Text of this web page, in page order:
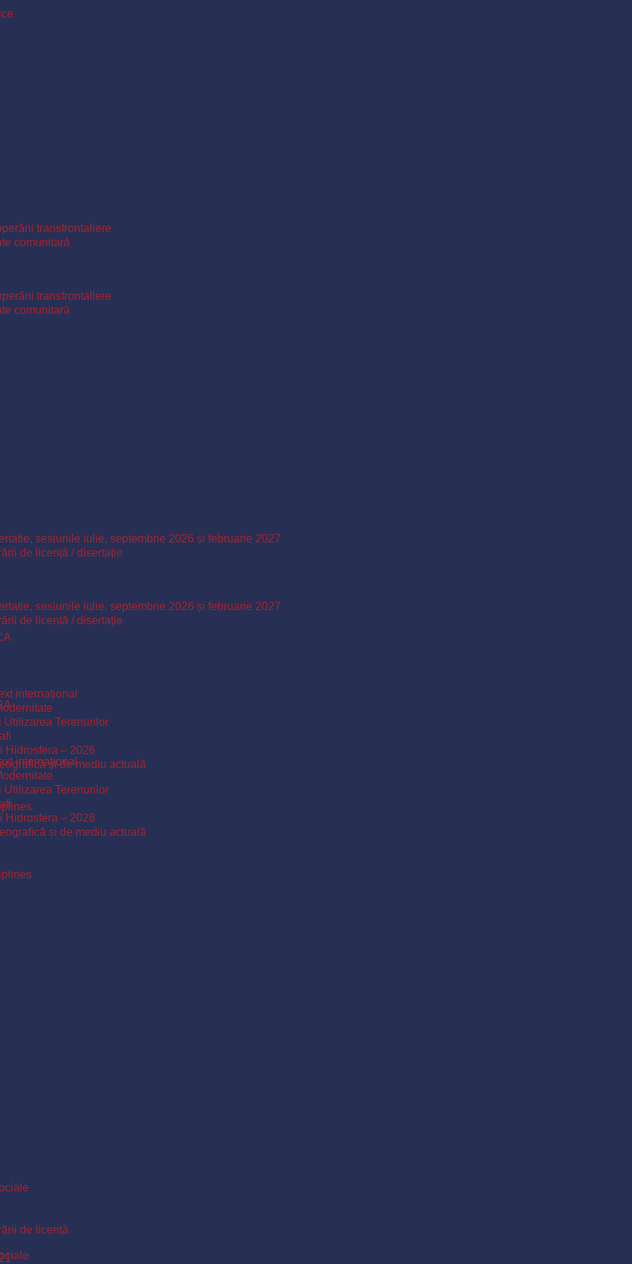
transfrontaliere
comunitară
sesiunile iulie, septembrie 2026 și februarie 2027
de licență / disertație
internațional
Terenurilor
Hidrosfera – 2026
și de mediu actuală
de licență
transfrontaliere
comunitară
sesiunile iulie, septembrie 2026 și februarie 2027
de licență / disertație
internațional
Terenurilor
Hidrosfera – 2026
și de mediu actuală